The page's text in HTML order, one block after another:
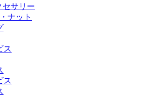
セサリー
ナット
ス
ス